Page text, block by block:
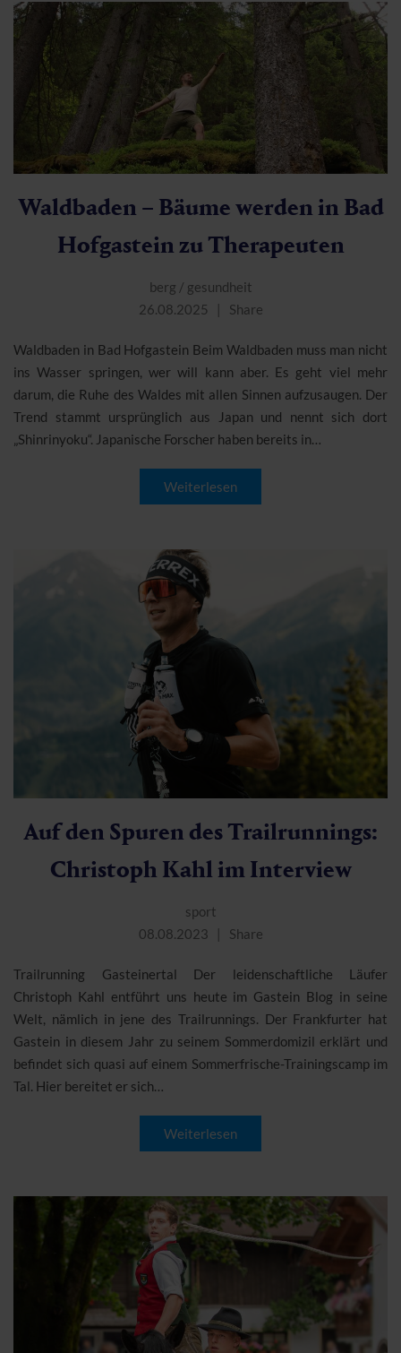
Waldbaden – Bäume werden in Bad
Hofgastein zu Therapeuten
berg / gesundheit
26.08.2025
Share
Waldbaden in Bad Hofgastein Beim Waldbaden muss man nicht
ins Wasser springen, wer will kann aber. Es geht viel mehr
darum, die Ruhe des Waldes mit allen Sinnen aufzusaugen. Der
Trend stammt ursprünglich aus Japan und nennt sich dort
„Shinrinyoku“. Japanische Forscher haben bereits in…
Weiterlesen
Auf den Spuren des Trailrunnings:
Christoph Kahl im Interview
sport
08.08.2023
Share
Trailrunning Gasteinertal Der leidenschaftliche Läufer
Christoph Kahl entführt uns heute im Gastein Blog in seine
Welt, nämlich in jene des Trailrunnings. Der Frankfurter hat
Gastein in diesem Jahr zu seinem Sommerdomizil erklärt und
befindet sich quasi auf einem Sommerfrische-Trainingscamp im
Tal. Hier bereitet er sich…
Weiterlesen